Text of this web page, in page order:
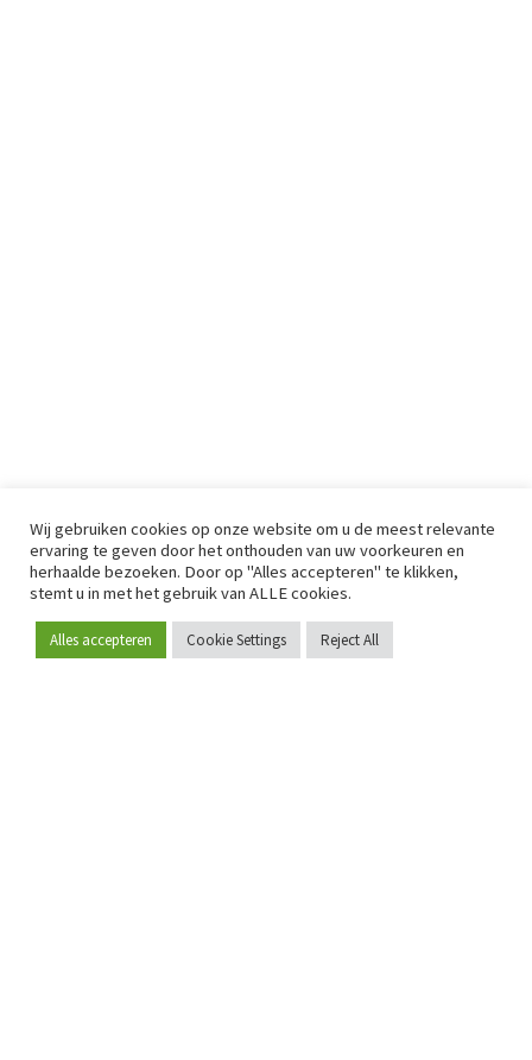
Word lid
Wij gebruiken cookies op onze website om u de meest relevante
ervaring te geven door het onthouden van uw voorkeuren en
herhaalde bezoeken. Door op "Alles accepteren" te klikken,
stemt u in met het gebruik van ALLE cookies.
Alles accepteren Cookie Settings Reject All